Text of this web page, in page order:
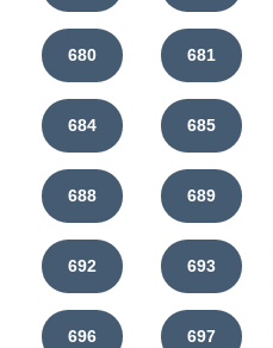
680 681
684 685
688 689
692 693
696 697